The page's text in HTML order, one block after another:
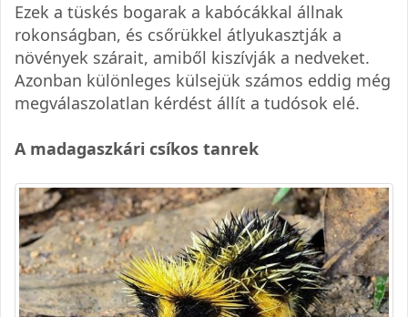
Ezek a tüskés bogarak a kabócákkal állnak
rokonságban, és csőrükkel átlyukasztják a
növények szárait, amiből kiszívják a nedveket.
Azonban különleges külsejük számos eddig még
megválaszolatlan kérdést állít a tudósok elé.
A madagaszkári csíkos tanrek